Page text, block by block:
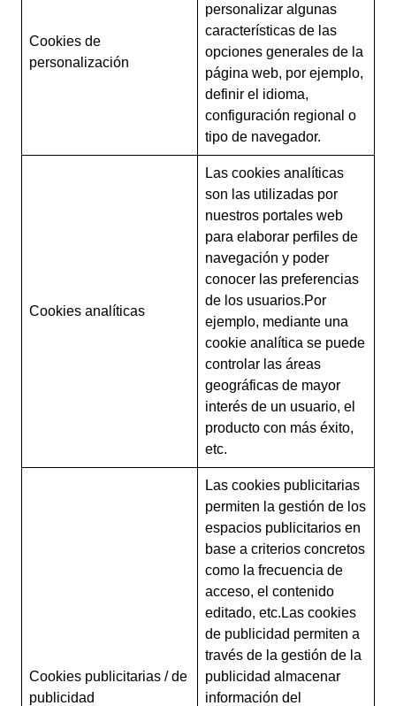
Cookies de
personalización
personalizar algunas
características de las
opciones generales de la
página web, por ejemplo,
definir el idioma,
configuración regional o
tipo de navegador.
Cookies analíticas
Las cookies analíticas
son las utilizadas por
nuestros portales web
para elaborar perfiles de
navegación y poder
conocer las preferencias
de los usuarios.Por
ejemplo, mediante una
cookie analítica se puede
controlar las áreas
geográficas de mayor
interés de un usuario, el
producto con más éxito,
etc.
Cookies publicitarias / de
publicidad
Las cookies publicitarias
permiten la gestión de los
espacios publicitarios en
base a criterios concretos
como la frecuencia de
acceso, el contenido
editado, etc.Las cookies
de publicidad permiten a
través de la gestión de la
publicidad almacenar
información del